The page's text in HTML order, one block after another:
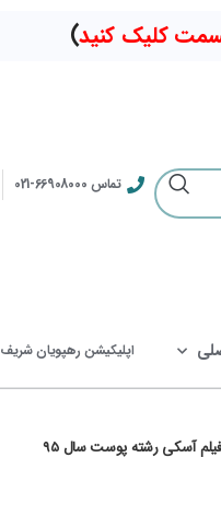
کلیک کنید)
تماس 66908000-021
اپلیکیشن رهپویان شریف
فیلم آسکی رشته پوست سال 95